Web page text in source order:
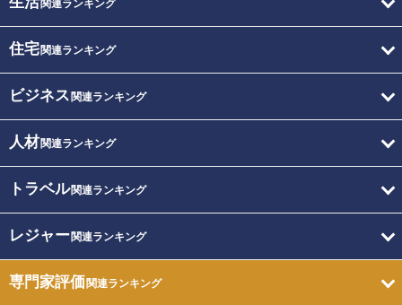
関連ランキング
住宅関連ランキング
ビジネス 関連ランキング
人材関連ランキング
トラベル関連ランキング
レジャー関連ランキング
専門家評価関連ランキング